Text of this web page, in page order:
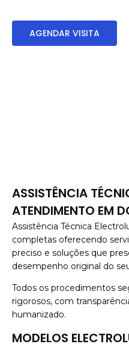
AGENDAR VISITA
ASSISTÊNCIA
ATENDIMENTO EM
Assistência Técnica
completas oferecendo
preciso e soluções que
desempenho original do
Todos os procedimentos
rigorosos, com
humanizado.
MODELOS